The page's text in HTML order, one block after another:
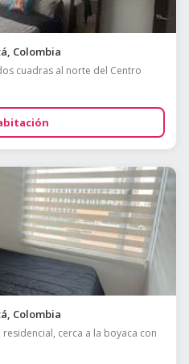
Colombia
cuadras al norte del Centro
Colombia
cerca a la boyaca con